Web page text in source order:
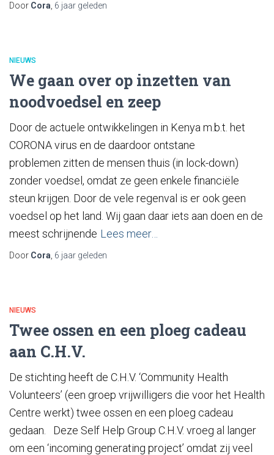
Door Cora 6 jaar geleden
NIEUWS
We gaan over op inzetten van
noodvoedsel en zeep
Door de actuele ontwikkelingen in Kenya m.b.t. het
CORONA virus en de daardoor ontstane
problemen zitten de mensen thuis (in lock-down)
zonder voedsel, omdat ze geen enkele financiële
steun krijgen. Door de vele regenval is er ook geen
voedsel op het land. Wij gaan daar iets aan doen en de
meest schrijnende Lees meer…
Door Cora 6 jaar geleden
NIEUWS
Twee ossen en een ploeg cadeau
aan C.H.V.
De stichting heeft de C.H.V. ‘Community Health
Volunteers’ (een groep vrijwilligers die voor het Health
Centre werkt) twee ossen en een ploeg cadeau
gedaan. Deze Self Help Group C.H.V. vroeg al langer
om een ‘incoming generating project’ omdat zij veel